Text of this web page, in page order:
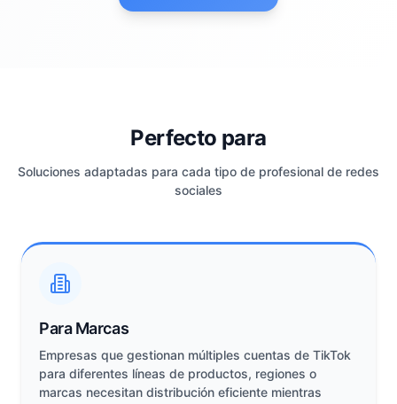
Perfecto para
Soluciones adaptadas para cada tipo de profesional de redes
sociales
Para Marcas
Empresas que gestionan múltiples cuentas de TikTok
para diferentes líneas de productos, regiones o
marcas necesitan distribución eficiente mientras